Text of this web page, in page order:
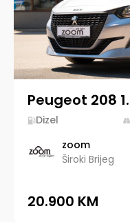
Peugeot 208
Dizel
zoom
Široki Brijeg
20.900 KM